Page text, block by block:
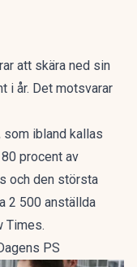
att skära ned sin
i år. Det motsvarar
som ibland kallas
procent av
och den största
2 500 anställda
Times.
PS